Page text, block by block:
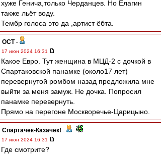
хуже Генича,только Черданцев. Но Елагин
также льёт воду.
Тембр голоса это да ,артист ёбта.
ОСТ -
17 июн 2024 16:31
Какое Евро. Тут женщина в МЦД-2 с дочкой в
Спартаковской панамке (около17 лет)
перевернутой ромбом назад предложила мне
выйти за меня замуж. Не дочка. Попросил
панамке перевернуть.
Прямо на перегоне Москворечье-Царицыно.
Спартачек-Казачек! -
17 июн 2024 16:31
Где смотрите?